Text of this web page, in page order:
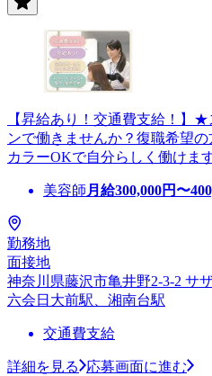
【昇給あり！交通費支給！】
ンで働きませんか？復職希望
カラーOKで自分らしく働けま
美容師 月給300,000円〜
勤務地
面接地
神奈川県藤沢市亀井野2-3-2 サ
六会日大前駅、湘南台駅
交通費支給
詳細を見る 応募画面に進む